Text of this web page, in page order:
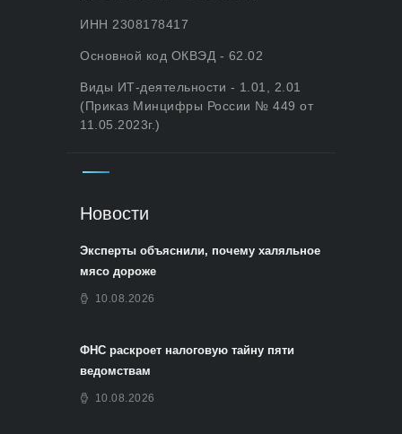
ИНН 2308178417
Основной код ОКВЭД - 62.02
Виды ИТ-деятельности - 1.01, 2.01
(Приказ Минцифры России № 449 от
11.05.2023г.)
Новости
Эксперты объяснили, почему халяльное
мясо дороже
10.08.2026
ФНС раскроет налоговую тайну пяти
ведомствам
10.08.2026